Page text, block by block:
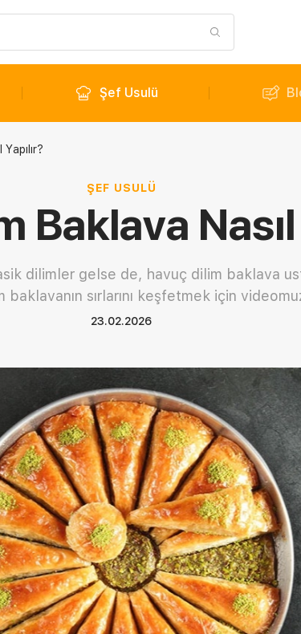
Şef Usulü
ŞEF USULÜ
Baklava Nasıl
dilimler gelse de, havuç dilim baklava
sırlarını keşfetmek için
23.02.2026